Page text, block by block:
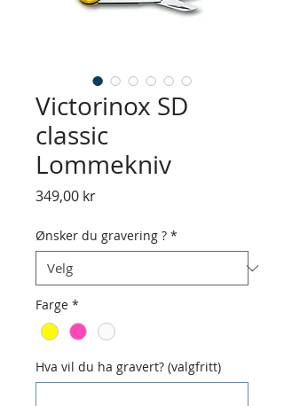
Victorinox SD
classic
Lommekniv
349,00 krPris
Ønsker du gravering ? *
Farge *
Hva vil du ha gravert? (valgfritt)